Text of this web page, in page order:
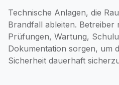
Technische Anlagen, die
Brandfall ableiten. Betreiber
Prüfungen, Wartung,
Dokumentation sorgen, um
Sicherheit dauerhaft